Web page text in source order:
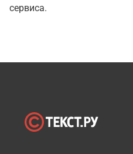
сервиса.